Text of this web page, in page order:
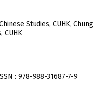
Studies, CUHK, Chung
CUHK
: 978-988-31687-7-9